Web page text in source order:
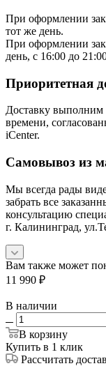
При оформлении
тот же день.
При оформлении
день, с 16:00 до
Приоритетная
Доставку выполним
времени,
iCenter.
Самовывоз из
Мы всегда рады
забрать все
консультацию
г. Калининград,
Вам также может
11 990 ₽
В наличии
В корзину
Купить в 1 клик
Рассчитать